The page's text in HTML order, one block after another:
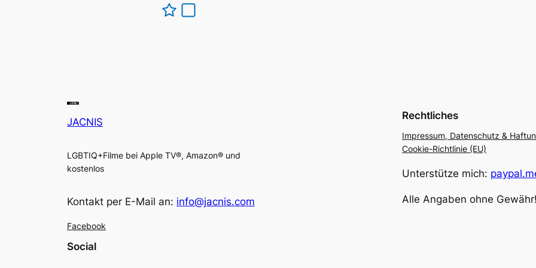
JACNIS
LGBTIQ+Filme bei Apple TV®, Amazon® und
kostenlos
Kontakt per E-Mail an: info@jacnis.com
Facebook
Social
Rechtliches
Impressum, Datenschutz &
Cookie-Richtlinie (EU)
Unterstütze mich:
Alle Angaben ohne Gewähr!